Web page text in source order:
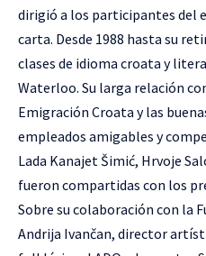
dirigió a los participantes del
carta. Desde 1988 hasta su
clases de idioma croata y
Waterloo. Su larga relación
Emigración Croata y las
empleados amigables y
Lada Kanajet Šimić, Hrvoje
fueron compartidas con los
Sobre su colaboración con la
Andrija Ivančan, director